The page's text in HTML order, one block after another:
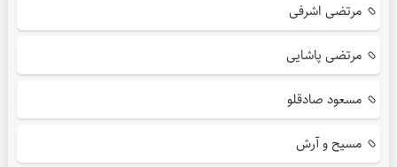
مرتضی اشرفی
مرتضی پاشایی
مسعود صادقلو
مسیح و آرش